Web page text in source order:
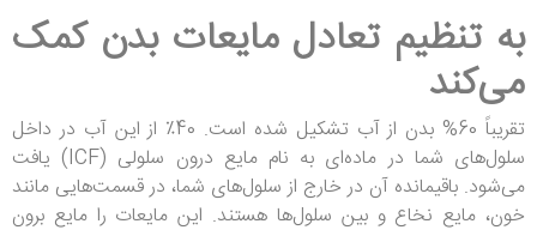
به تنظیم تعادل مایعات بدن کمک
می‌کند
تقریباً 60% بدن از آب تشکیل شده است. 40٪ از این آب در داخل
سلول‌های شما در ماده‌ای به نام مایع درون سلولی (ICF) یافت
می‌شود. باقیمانده آن در خارج از سلول‌های شما، در قسمت‌هایی مانند
خون، مایع نخاع و بین سلول‌ها هستند. این مایعات را مایع برون